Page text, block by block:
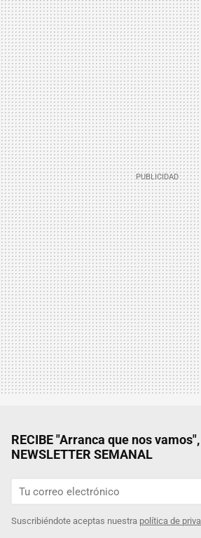
RECIBE "Arranca que nos
NEWSLETTER SEMANAL
Suscribiéndote aceptas nuestra política de